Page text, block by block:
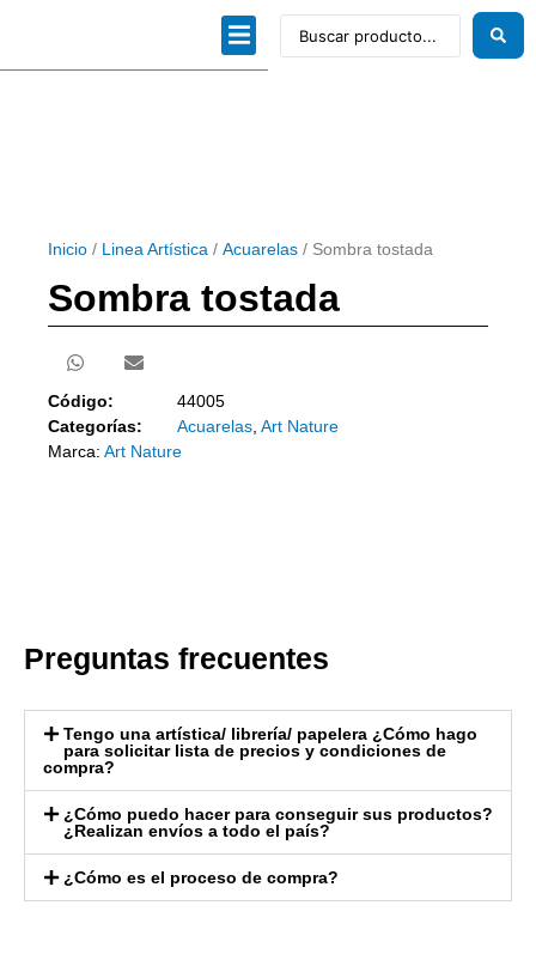
Inicio / Linea Artística / Acuarelas / Sombra tostada
Sombra tostada
Código:
44005
Categorías:
Acuarelas Art Nature
Marca: Art Nature
Preguntas frecuentes
Tengo una artística/ librería/ papelera ¿Cómo hago
para solicitar lista de precios y condiciones de
compra?
¿Cómo puedo hacer para conseguir sus productos?
¿Realizan envíos a todo el país?
¿Cómo es el proceso de compra?